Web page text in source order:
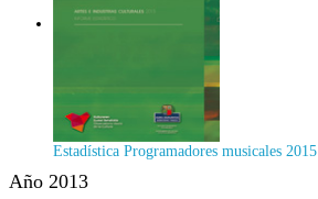
Estadística Programadores musicales 2015
Año 2013